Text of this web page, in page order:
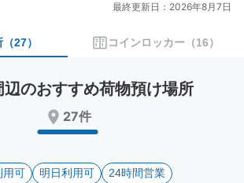
calendar
and
a
date.
mark
key
最終更新日：2026年8月7日
（27） コインロッカー （16）
辺のおすすめ荷物預け場所
27件
用可 明日利用可 24時間営業